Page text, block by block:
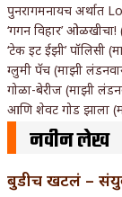
पुनरागमनायच अर्थात
‘गगन विहार’
‘टेक इट ईझी’ पॉलिसी
ग्लुमी पॅच (माझी
गोळा-बेरीज (माझी
आणि शेवट गोड झाला
नवीन लेख
बुडीच खटलं –